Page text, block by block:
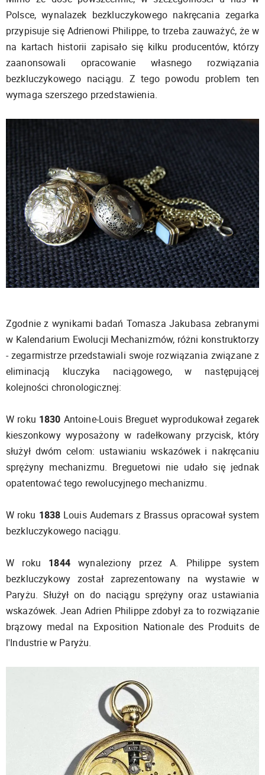
Polsce, wynalazek bezkluczykowego nakręcania zegarka
przypisuje się Adrienowi Philippe, to trzeba zauważyć, że w
na kartach historii zapisało się kilku producentów, którzy
zaanonsowali opracowanie własnego rozwiązania
bezkluczykowego naciągu. Z tego powodu problem ten
wymaga szerszego przedstawienia.
Zgodnie z wynikami badań Tomasza Jakubasa zebranymi
w Kalendarium Ewolucji Mechanizmów, różni konstruktorzy
- zegarmistrze przedstawiali swoje rozwiązania związane z
eliminacją kluczyka naciągowego, w następującej
kolejności chronologicznej:
W roku 1830 Antoine-Louis Breguet wyprodukował zegarek
kieszonkowy wyposażony w radełkowany przycisk, który
służył dwóm celom: ustawianiu wskazówek i nakręcaniu
sprężyny mechanizmu. Breguetowi nie udało się jednak
opatentować tego rewolucyjnego mechanizmu.
W roku 1838 Louis Audemars z Brassus opracował system
bezkluczykowego naciągu.
W roku 1844wynaleziony przez A. Philippe system
bezkluczykowy został zaprezentowany na wystawie w
Paryżu. Służył on do naciągu sprężyny oraz ustawiania
wskazówek. Jean Adrien Philippe zdobył za to rozwiązanie
brązowy medal na Exposition Nationale des Produits de
l'Industrie w Paryżu.